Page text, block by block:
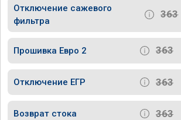
Отключение сажевого
фильтра
363
Прошивка Евро 2 363
Отключение ЕГР 363
Возврат стока 363